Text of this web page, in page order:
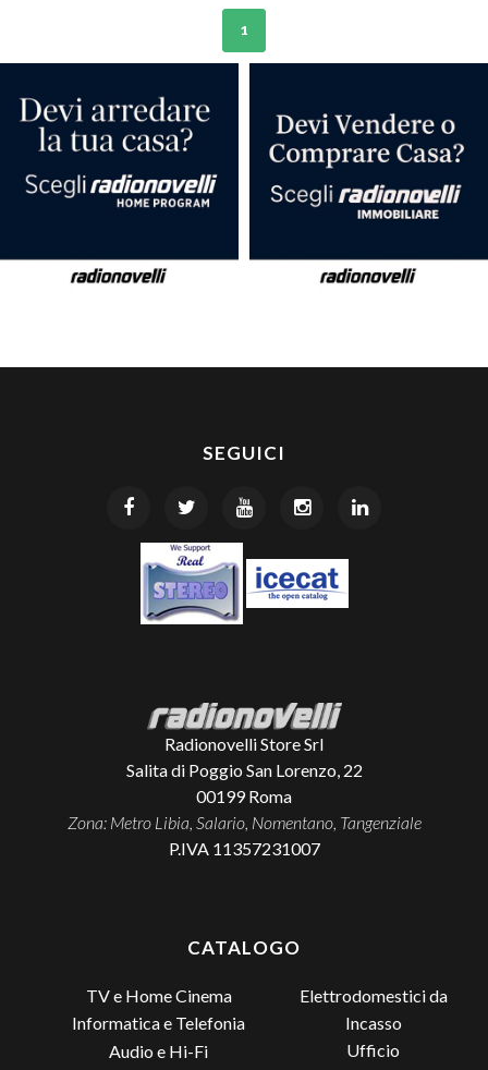
1
SEGUICI
Radionovelli Store Srl
Salita di Poggio San Lorenzo, 22
00199 Roma
Zona: Metro Libia, Salario, Nomentano, Tangenziale
P.IVA 11357231007
CATALOGO
TV e Home Cinema
Informatica e Telefonia
Audio e Hi-Fi
Elettrodomestici da
Incasso
Ufficio